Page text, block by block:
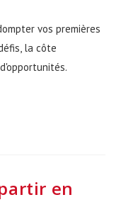
vos premières
la côte
en